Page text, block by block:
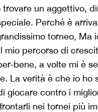
trovare un aggettivo,
Perché è
torneo, Ma
mio percorso di
bene, a volte mi è
La verità è che io ho
giocare contro i
nei tornei più